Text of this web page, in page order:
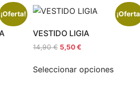
¡Oferta!
VESTIDO LIGIA
14,90€ 5,50€
Seleccionar opciones